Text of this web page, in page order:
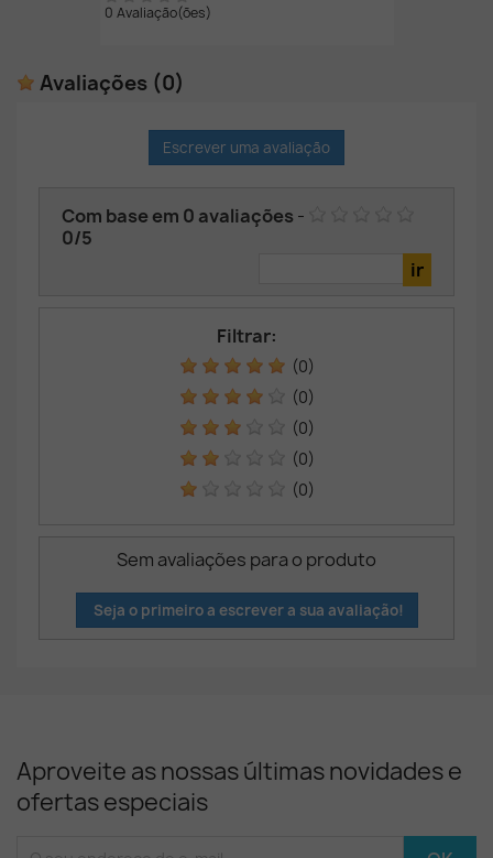
0 Avaliação(ões)
Avaliações (0)
Escrever uma avaliação
Com base em 0 avaliações -
0/5
Filtrar:
(0)
(0)
(0)
(0)
(0)
Sem avaliações para o produto
Seja o primeiro a escrever a sua avaliação!
Aproveite as nossas últimas novidades e
ofertas especiais